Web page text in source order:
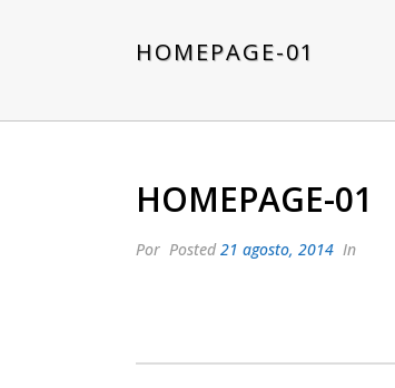
HOMEPAGE-01
HOMEPAGE-01
Por Posted21 agosto, 2014 In